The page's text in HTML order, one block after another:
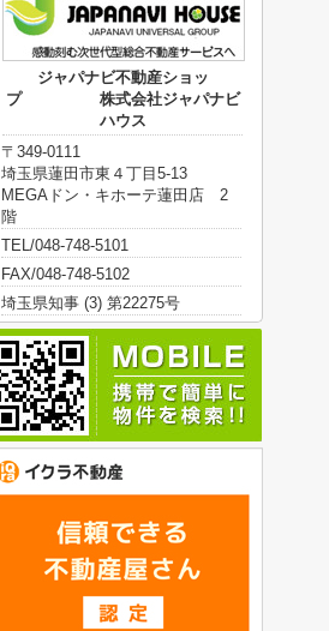
ジャパナビ不動産ショッ
プ 株式会社ジャパナビ
ハウス
〒349-0111
埼玉県蓮田市東４丁目5-13
MEGAドン・キホーテ蓮田店 2
階
TEL/048-748-5101
FAX/048-748-5102
埼玉県知事 (3) 第22275号